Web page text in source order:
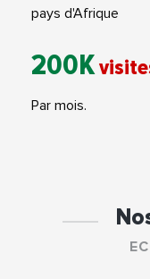
pays d'Afrique
200K
Par mois.